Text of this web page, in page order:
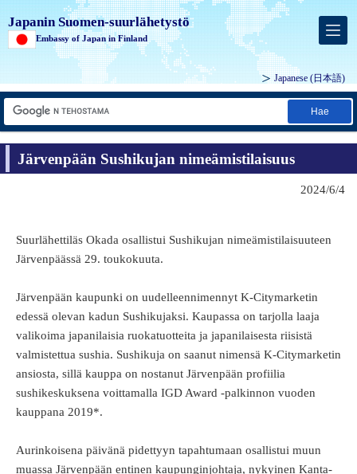
Japanin Suomen-suurlähetystö
Embassy of Japan in Finland
Japanese (日本語)
Hae
Järvenpään Sushikujan nimeämistilaisuus
2024/6/4
Suurlähettiläs Okada osallistui Sushikujan nimeämistilaisuuteen
Järvenpäässä 29. toukokuuta.
Järvenpään kaupunki on uudelleennimennyt K-Citymarketin
edessä olevan kadun Sushikujaksi. Kaupassa on tarjolla laaja
valikoima japanilaisia ruokatuotteita ja japanilaisesta riisistä
valmistettua sushia. Sushikuja on saanut nimensä K-Citymarketin
ansiosta, sillä kauppa on nostanut Järvenpään profiilia
sushikeskuksena voittamalla IGD Award -palkinnon vuoden
kauppana 2019*.
Aurinkoisena päivänä pidettyyn tapahtumaan osallistui muun
muassa Järvenpään entinen kaupunginjohtaja, nykyinen Kanta-